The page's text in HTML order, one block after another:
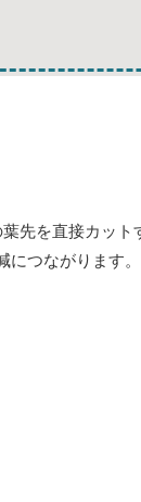
先を直接カッ
つながります